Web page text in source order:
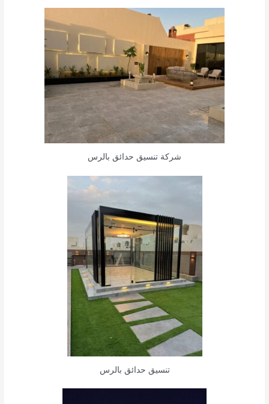
شركة تنسيق حدائق بالرس
تنسيق حدائق بالرس